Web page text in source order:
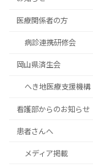
医療関係者の方
病診連携研修会
岡山県済生会
へき地医療支援機構
看護部からのお知らせ
患者さんへ
メディア掲載